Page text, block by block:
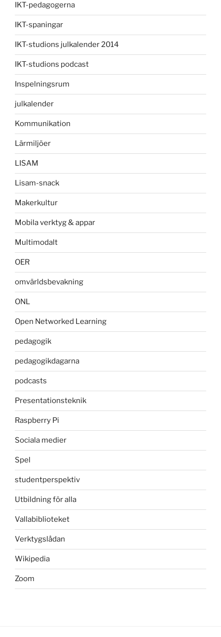
IKT-pedagogerna
IKT-spaningar
IKT-studions julkalender 2014
IKT-studions podcast
Inspelningsrum
julkalender
Kommunikation
Lärmiljöer
LISAM
Lisam-snack
Makerkultur
Mobila verktyg & appar
Multimodalt
OER
omvärldsbevakning
ONL
Open Networked Learning
pedagogik
pedagogikdagarna
podcasts
Presentationsteknik
Raspberry Pi
Sociala medier
Spel
studentperspektiv
Utbildning för alla
Vallabiblioteket
Verktygslådan
Wikipedia
Zoom